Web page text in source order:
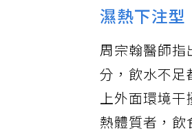
濕熱下注型
周宗翰醫師指
分，飲水不
上外面環境